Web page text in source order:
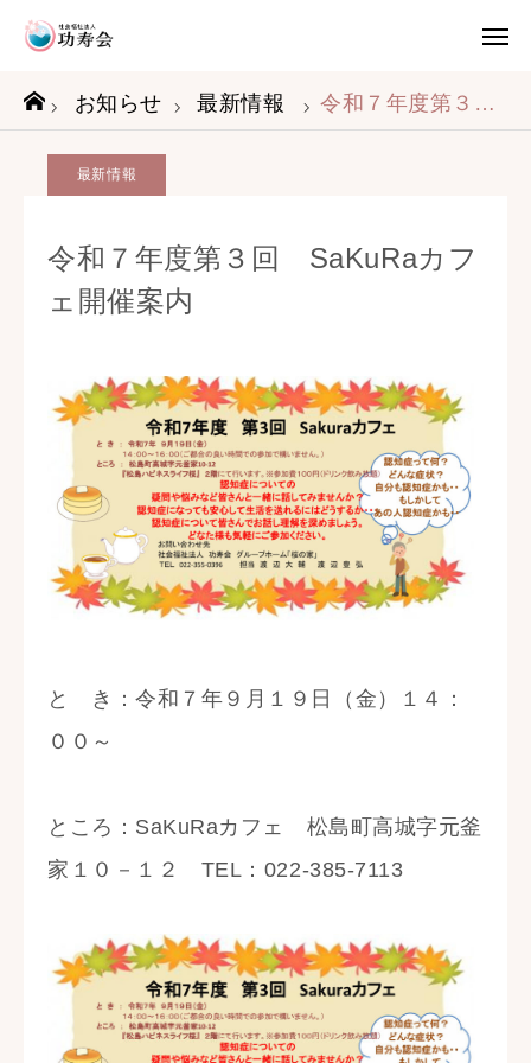
お知らせ 最新情報 令和７年度第３回 SaKuRaカフェ開催案内
最新情報
令和７年度第３回 SaKuRaカフ
ェ開催案内
と き：令和７年９月１９日（金）１４：
００～
ところ：SaKuRaカフェ 松島町高城字元釜
家１０－１２ TEL：022-385-7113
お問い合わせ 入居申請
社会福祉法人功寿会
七ヶ浜桜の家
事業内容
ご利用の流れ
施設紹介
スタッフ紹介
お知らせ
求人情報